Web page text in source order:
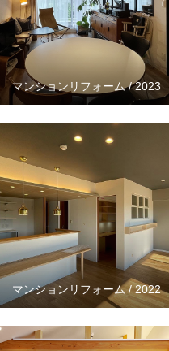
マンションリフォーム / 2023
マンションリフォーム / 2022